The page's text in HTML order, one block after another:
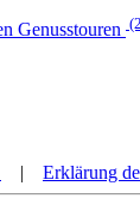
Genusstouren
| Erklärung